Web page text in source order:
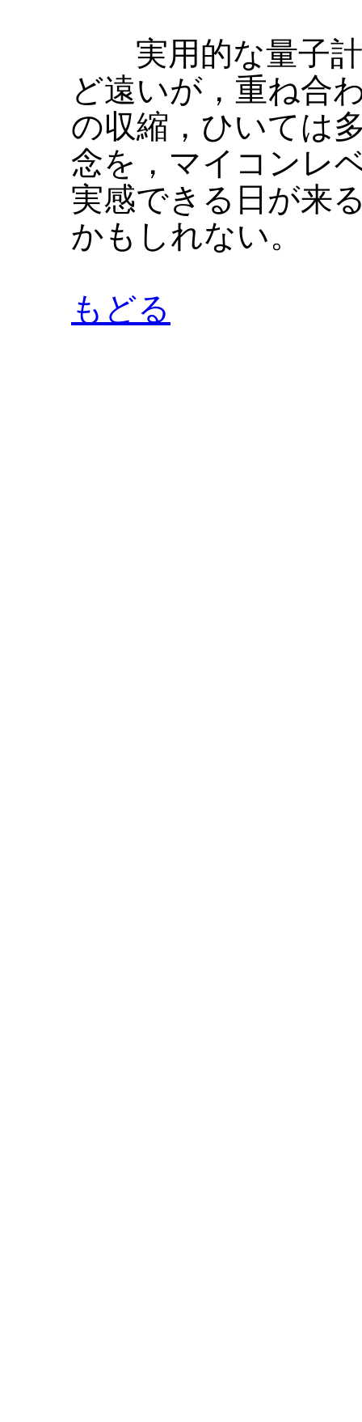
実用的な量子計
ど遠いが，重ね合
の収縮，ひいては
念を，マイコンレ
実感できる日が来
かもしれない。
もどる